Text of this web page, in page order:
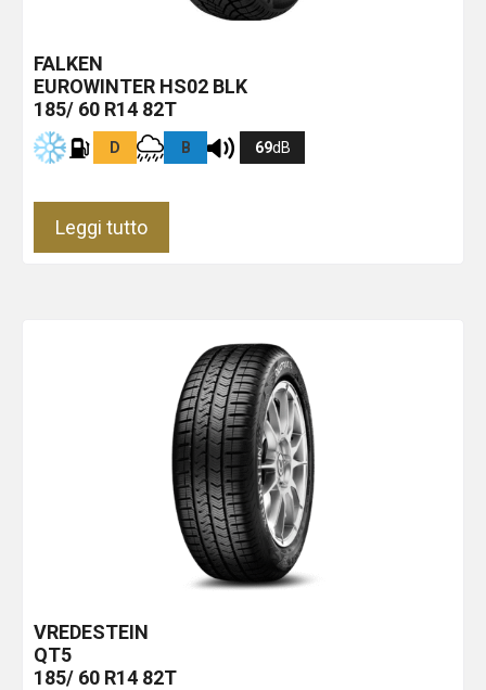
FALKEN
EUROWINTER HS02 BLK
185/ 60 R14 82T
D B 69dB
Leggi tutto
VREDESTEIN
QT5
185/ 60 R14 82T